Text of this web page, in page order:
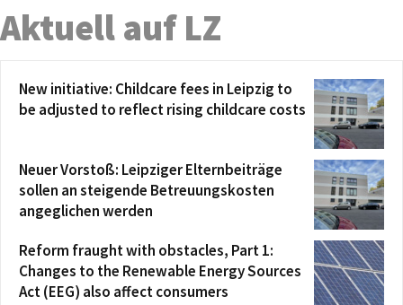
Aktuell auf LZ
New initiative: Childcare fees in Leipzig to
be adjusted to reflect rising childcare costs
Neuer Vorstoß: Leipziger Elternbeiträge
sollen an steigende Betreuungskosten
angeglichen werden
Reform fraught with obstacles, Part 1:
Changes to the Renewable Energy Sources
Act (EEG) also affect consumers